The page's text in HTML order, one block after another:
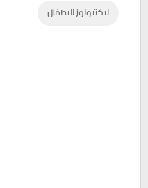
لاكتيولوز للاطفال